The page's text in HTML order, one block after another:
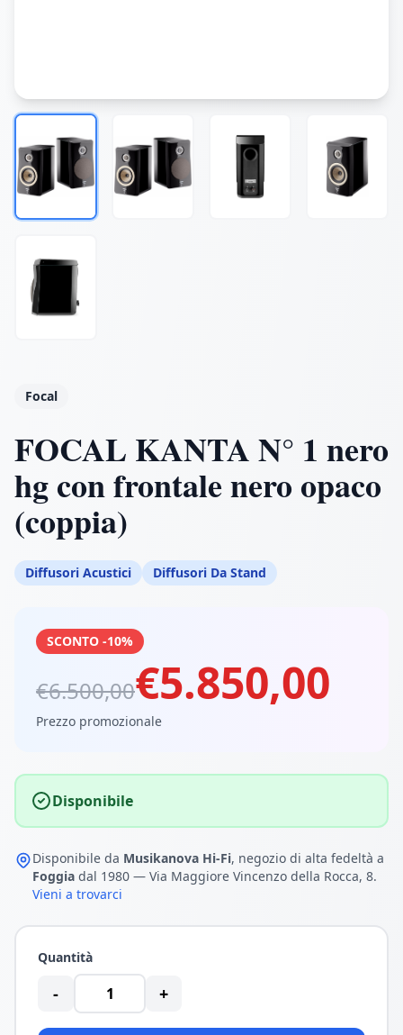
Focal
FOCAL KANTA N° 1 nero
hg con frontale nero opaco
(coppia)
Diffusori Acustici Diffusori Da Stand
SCONTO -10%
€6.500,00€5.850,00
Prezzo promozionale
Disponibile
Disponibile da Musikanova Hi-Fi, negozio di alta fedeltà a
Foggia dal 1980 — Via Maggiore Vincenzo della Rocca, 8.
Vieni a trovarci
Quantità
- +